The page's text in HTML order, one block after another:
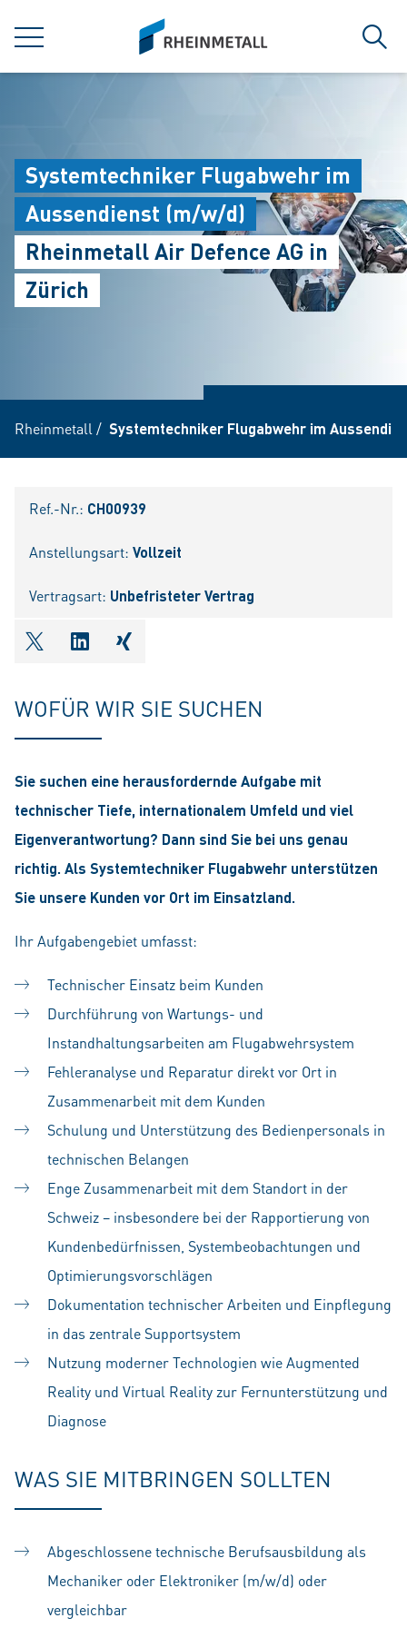
MENÜ
siteLogo
Systemtechniker Flugabwehr im
Aussendienst (m/w/d)
Rheinmetall Air Defence AG in
Zürich
Rheinmetall / Systemtechniker Flugabwehr im
Ref.-Nr.: CH00939
Anstellungsart: Vollzeit
Vertragsart: Unbefristeter Vertrag
shareOntwitter
shareOnlinkedIn
shareOnxing
WOFÜR WIR SIE SUCHEN
Sie suchen eine herausfordernde Aufgabe mit
technischer Tiefe, internationalem Umfeld und viel
Eigenverantwortung? Dann sind Sie bei uns genau
richtig. Als Systemtechniker Flugabwehr unterstützen
Sie unsere Kunden vor Ort im Einsatzland.
Ihr Aufgabengebiet umfasst:
Technischer Einsatz beim Kunden
Durchführung von Wartungs- und
Instandhaltungsarbeiten am Flugabwehrsystem
Fehleranalyse und Reparatur direkt vor Ort in
Zusammenarbeit mit dem Kunden
Schulung und Unterstützung des Bedienpersonals in
technischen Belangen
Enge Zusammenarbeit mit dem Standort in der
Schweiz – insbesondere bei der Rapportierung von
Kundenbedürfnissen, Systembeobachtungen und
Optimierungsvorschlägen
Dokumentation technischer Arbeiten und Einpflegung
in das zentrale Supportsystem
Nutzung moderner Technologien wie Augmented
Reality und Virtual Reality zur Fernunterstützung und
Diagnose
WAS SIE MITBRINGEN SOLLTEN
Abgeschlossene technische Berufsausbildung als
Mechaniker oder Elektroniker (m/w/d) oder
vergleichbar